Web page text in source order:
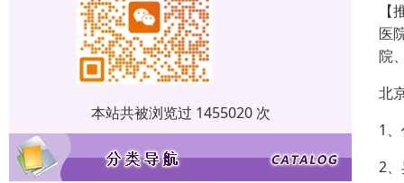
本站共被浏览过 1455020 次
医
院
北
1
2